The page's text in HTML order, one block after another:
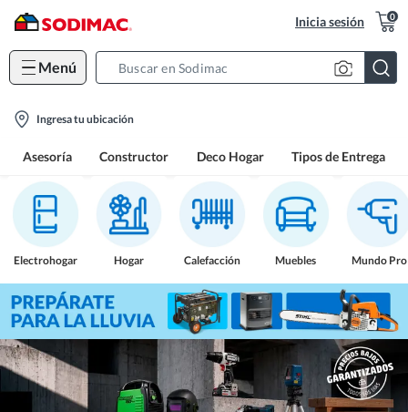
Inicia sesión 0
Menú
location-
Ingresa tu ubicación
Asesoría Constructor Deco Hogar Tipos de Entrega
Electrohogar Hogar Calefacción Muebles Mundo Pro